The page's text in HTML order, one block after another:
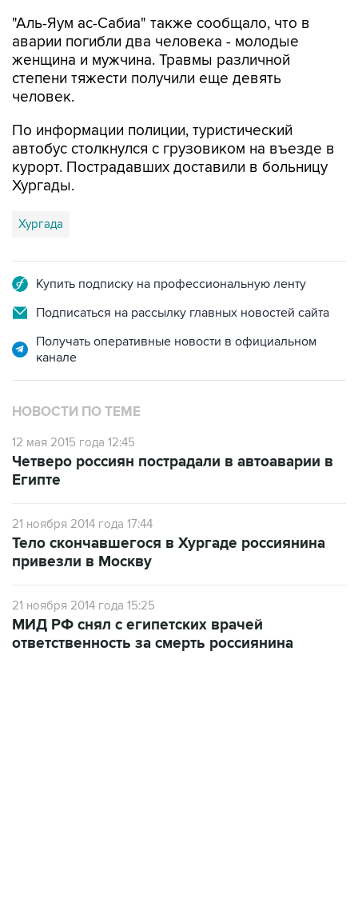
"Аль-Яум ас-Сабиа" также сообщало, что в
аварии погибли два человека - молодые
женщина и мужчина. Травмы различной
степени тяжести получили еще девять
человек.
По информации полиции, туристический
автобус столкнулся с грузовиком на въезде в
курорт. Пострадавших доставили в больницу
Хургады.
Хургада
Купить подписку на профессиональную ленту
Подписаться на рассылку главных новостей сайта
Получать оперативные новости в официальном
канале
НОВОСТИ ПО ТЕМЕ
12 мая 2015 года 12:45
Четверо россиян пострадали в автоаварии в
Египте
21 ноября 2014 года 17:44
Тело скончавшегося в Хургаде россиянина
привезли в Москву
21 ноября 2014 года 15:25
МИД РФ снял с египетских врачей
ответственность за смерть россиянина